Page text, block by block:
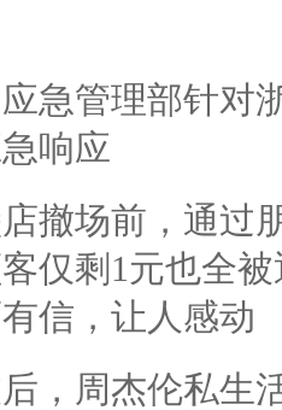
急管理部针对
响应
撤场前，通过
仅剩1元也全
信，让人感动
，周杰伦私生